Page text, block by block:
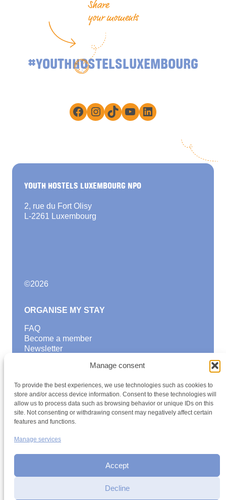
Manage consent
To provide the best experiences, we use technologies such as cookies to
store and/or access device information. Consent to these technologies will
allow us to process data such as browsing behavior or unique IDs on this
site. Not consenting or withdrawing consent may negatively affect certain
features and functions.
Manage services
Accept
Decline
Share
your moments
#YOUTHHOSTELSLUXEMBOURG
Facebook
Instagram
TikTokYouTube
LinkedIn
YOUTH HOSTELS LUXEMBOURG NPO
2, rue du Fort Olisy
L-2261 Luxembourg
©2026
ORGANISE MY STAY
FAQ
Become a member
Newsletter
Find a youth hostel
Discover activities
School Trips and group excursions
Teambuilding
Youth Hostels Luxembourg NPO